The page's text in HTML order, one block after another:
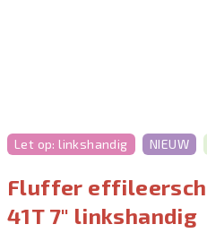
Let op: linkshandig NIEUW
Fluffer
41T 7" linkshandig